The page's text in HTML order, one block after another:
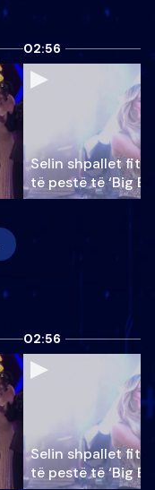
02:56
Selin shpallet
të pestë të ‘Big
02:56
Selin shpallet
të pestë të ‘Big